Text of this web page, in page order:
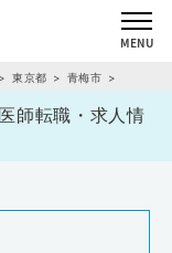
東京都 青梅市
師転職・求人情